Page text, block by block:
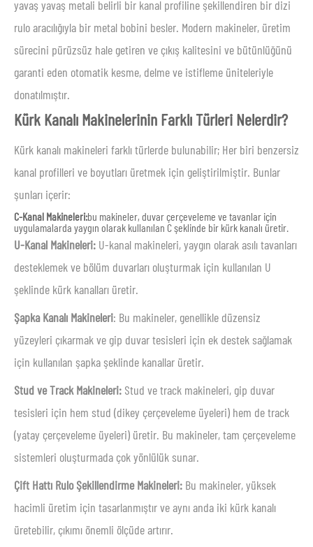
yavaş yavaş metali belirli bir kanal profiline şekillendiren bir dizi
rulo aracılığıyla bir metal bobini besler. Modern makineler, üretim
sürecini pürüzsüz hale getiren ve çıkış kalitesini ve bütünlüğünü
garanti eden otomatik kesme, delme ve istifleme üniteleriyle
donatılmıştır.
Kürk Kanalı Makinelerinin Farklı Türleri Nelerdir?
Kürk kanalı makineleri farklı türlerde bulunabilir; Her biri benzersiz
kanal profilleri ve boyutları üretmek için geliştirilmiştir. Bunlar
şunları içerir:
C-Kanal Makineleri:bu makineler, duvar çerçeveleme ve tavanlar için
uygulamalarda yaygın olarak kullanılan C şeklinde bir kürk kanalı üretir.
U-Kanal Makineleri: U-kanal makineleri, yaygın olarak asılı tavanları
desteklemek ve bölüm duvarları oluşturmak için kullanılan U
şeklinde kürk kanalları üretir.
Şapka Kanalı Makineleri: Bu makineler, genellikle düzensiz
yüzeyleri çıkarmak ve gip duvar tesisleri için ek destek sağlamak
için kullanılan şapka şeklinde kanallar üretir.
Stud ve Track Makineleri: Stud ve track makineleri, gip duvar
tesisleri için hem stud (dikey çerçeveleme üyeleri) hem de track
(yatay çerçeveleme üyeleri) üretir. Bu makineler, tam çerçeveleme
sistemleri oluşturmada çok yönlülük sunar.
Çift Hattı Rulo Şekillendirme Makineleri: Bu makineler, yüksek
hacimli üretim için tasarlanmıştır ve aynı anda iki kürk kanalı
üretebilir, çıkımı önemli ölçüde artırır.